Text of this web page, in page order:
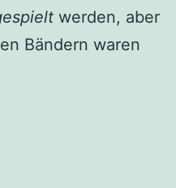
werden, aber
Bändern waren